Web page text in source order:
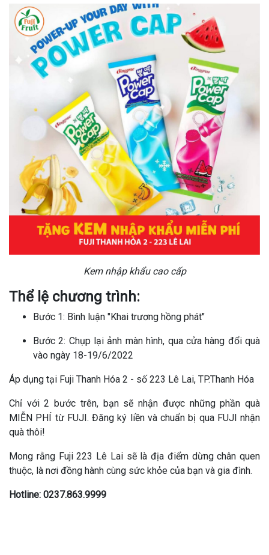
Kem nhập khẩu cao cấp
Thể lệ chương trình:
Bước 1: Bình luận "Khai trương hồng phát"
Bước 2: Chụp lại ảnh màn hình, qua cửa hàng đổi quà
vào ngày 18-19/6/2022
Áp dụng tại Fuji Thanh Hóa 2 - số 223 Lê Lai, TP.Thanh Hóa
Chỉ với 2 bước trên, bạn sẽ nhận được những phần quà
MIỄN PHÍ từ FUJI. Đăng ký liền và chuẩn bị qua FUJI nhận
quà thôi!
Mong rằng Fuji 223 Lê Lai sẽ là địa điểm dừng chân quen
thuộc, là nơi đồng hành cùng sức khỏe của bạn và gia đình.
Hotline: 0237.863.9999